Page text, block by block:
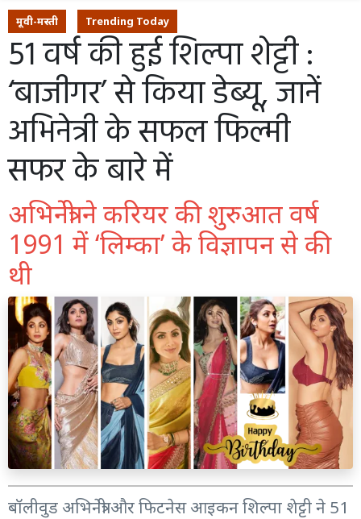
मूवी-मस्ती Trending Today
51 वर्ष की हुई शिल्पा शेट्टी :
‘बाजीगर’ से किया डेब्यू, जानें
अभिनेत्री के सफल फिल्मी
सफर के बारे में
अभिनेत्री ने करियर की शुरुआत वर्ष
1991 में ‘लिम्का’ के विज्ञापन से की
थी
बॉलीवुड अभिनेत्री और फिटनेस आइकन शिल्पा शेट्टी ने 51